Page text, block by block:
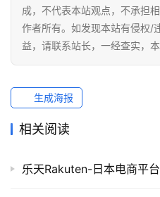
成，不代表本站观点，不承担
作者所有。如发现本站有侵权/
益，请联系站长，一经查实，本
生成海报
相关阅读
乐天Rakuten-日本电商平台